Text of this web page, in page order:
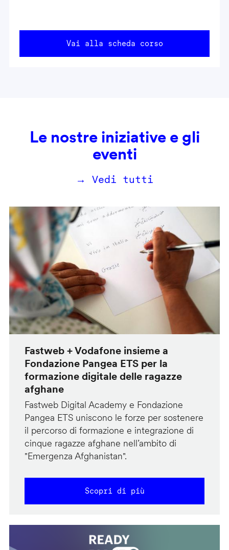
Vai alla scheda corso
Le nostre iniziative e gli
eventi
→ Vedi tutti
Fastweb + Vodafone insieme a
Fondazione Pangea ETS per la
formazione digitale delle ragazze
afghane
Fastweb Digital Academy e Fondazione
Pangea ETS uniscono le forze per sostenere
il percorso di formazione e integrazione di
cinque ragazze afghane nell’ambito di
"Emergenza Afghanistan".
Scopri di più